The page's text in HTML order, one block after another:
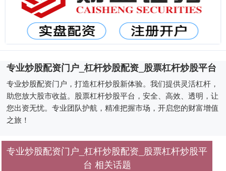
专业炒股配资门户_杠杆炒股配资_股票杠杆炒股平台
专业炒股配资门户，打造杠杆炒股新体验。我们提供灵活杠杆，
助您放大股市收益。股票杠杆炒股平台，安全、高效、透明，让
您出资无忧。专业团队护航，精准把握市场，开启您的财富增值
之旅！
专业炒股配资门户_杠杆炒股配资_股票杠杆炒股平
台 相关话题